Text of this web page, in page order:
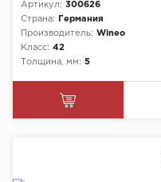
Химия
Артикул: 300626
Страна:
Германия
Производитель: Wineo
Класс: 42
Толщина, мм: 5